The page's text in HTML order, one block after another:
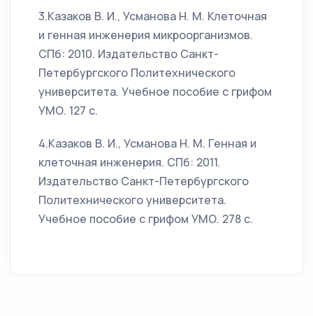
3.Казаков В. И., Усманова Н. М. Клеточная
и генная инженерия микроорганизмов.
СПб: 2010. Издательство Санкт-
Петербургского Политехнического
университета. Учебное пособие с грифом
УМО. 127 с.
4.Казаков В. И., Усманова Н. М. Генная и
клеточная инженерия. СПб: 2011.
Издательство Санкт-Петербургского
Политехнического университета.
Учебное пособие с грифом УМО. 278 с.